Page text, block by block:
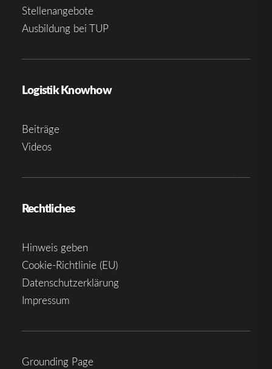
Stellenangebote
Ausbildung bei TUP
Logistik Knowhow
Beiträge
Videos
Rechtliches
Hinweis geben
Cookie-Richtlinie (EU)
Datenschutzerklärung
Impressum
Grounding Page